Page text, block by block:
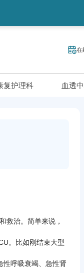
在
复护理科 血透
救治。简单来说，
。比如刚结束大型
性呼吸衰竭、急性肾